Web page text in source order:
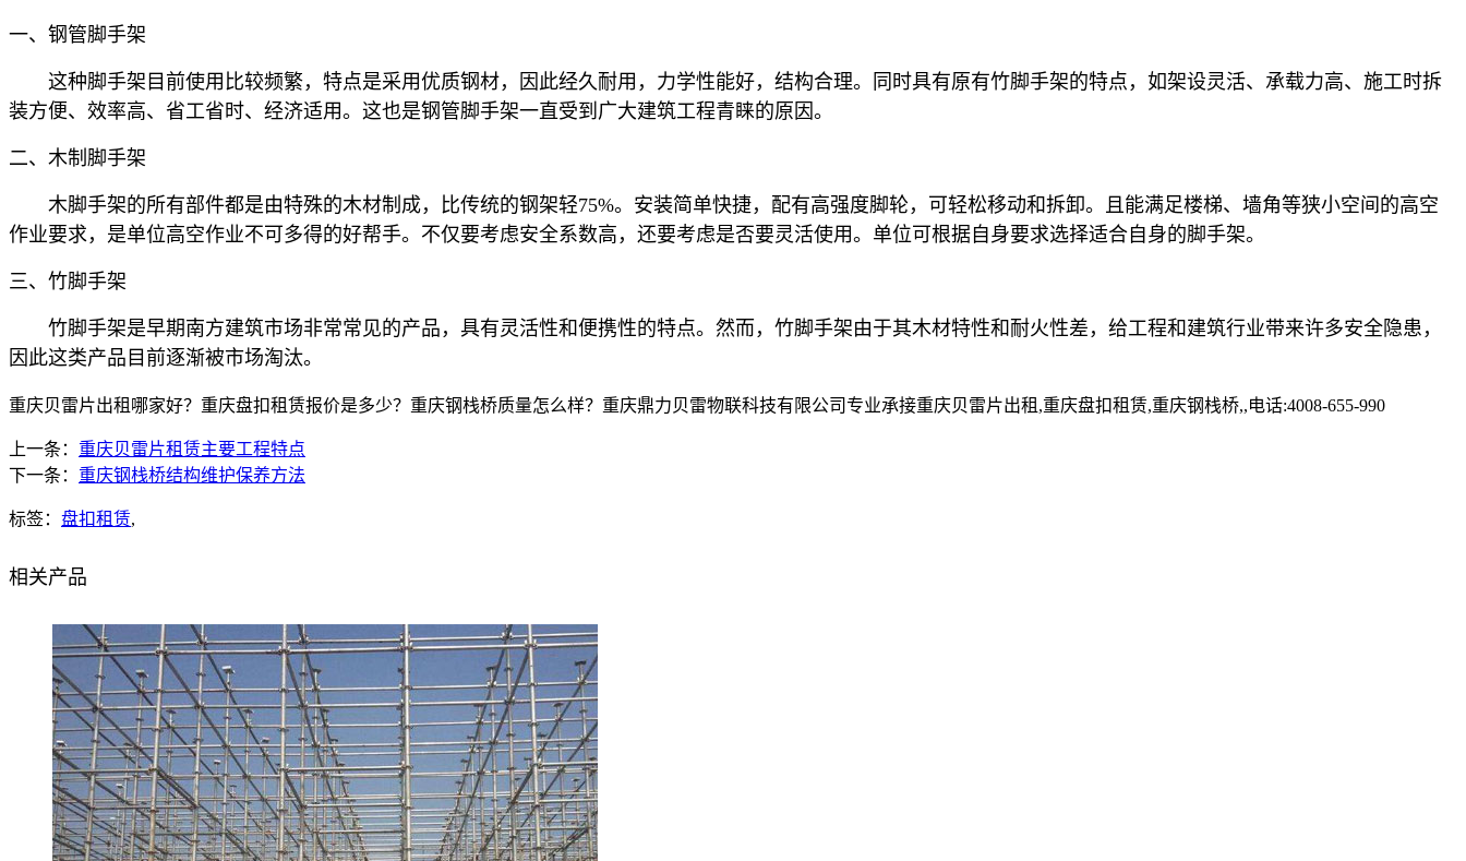
一、钢管脚手架
这种脚手架目前使用比较频繁，特点是采用优质钢材，因此经久耐用，力学性能好，结构合理。同时具有原有竹脚手架的特点，如架设灵活、承载力高、施工时拆
装方便、效率高、省工省时、经济适用。这也是钢管脚手架一直受到广大建筑工程青睐的原因。
二、木制脚手架
木脚手架的所有部件都是由特殊的木材制成，比传统的钢架轻75%。安装简单快捷，配有高强度脚轮，可轻松移动和拆卸。且能满足楼梯、墙角等狭小空间的高空
作业要求，是单位高空作业不可多得的好帮手。不仅要考虑安全系数高，还要考虑是否要灵活使用。单位可根据自身要求选择适合自身的脚手架。
三、竹脚手架
竹脚手架是早期南方建筑市场非常常见的产品，具有灵活性和便携性的特点。然而，竹脚手架由于其木材特性和耐火性差，给工程和建筑行业带来许多安全隐患，
因此这类产品目前逐渐被市场淘汰。
重庆贝雷片出租哪家好？重庆盘扣租赁报价是多少？重庆钢栈桥质量怎么样？重庆鼎力贝雷物联科技有限公司专业承接重庆贝雷片出租,重庆盘扣租赁,重庆钢栈桥,,电话:4008-655-990
上一条： 重庆贝雷片租赁主要工程特点
下一条： 重庆钢栈桥结构维护保养方法
标签： 盘扣租赁,
相关产品